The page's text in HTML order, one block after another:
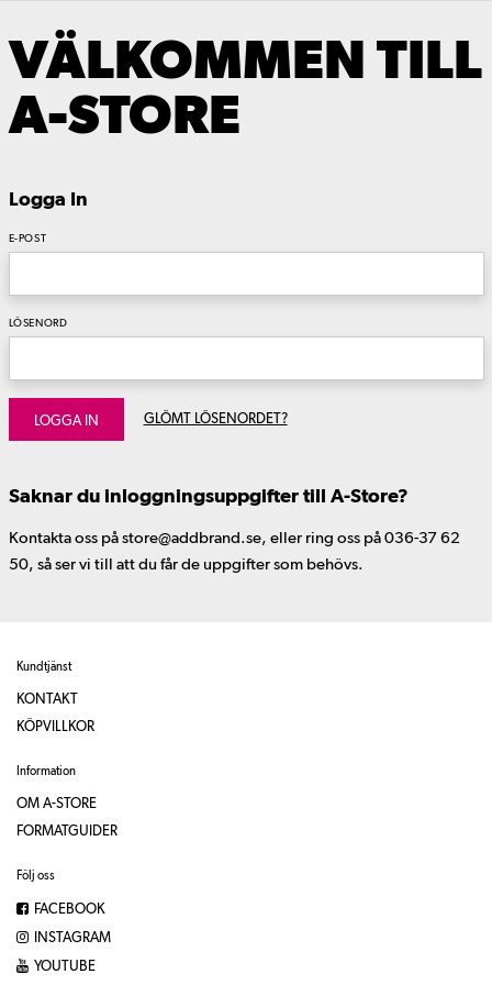
VÄLKOMMEN TILL
A-STORE
Logga In
E-POST
LÖSENORD
LOGGA IN GLÖMT LÖSENORDET?
Saknar du inloggningsuppgifter till A-Store?
Kontakta oss på store@addbrand.se, eller ring oss på 036-37 62
50, så ser vi till att du får de uppgifter som behövs.
Kundtjänst
KONTAKT
KÖPVILLKOR
Information
OM A-STORE
FORMATGUIDER
Följ oss
FACEBOOK
INSTAGRAM
YOUTUBE